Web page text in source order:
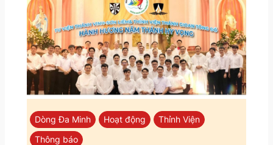
Dòng Đa Minh Hoạt động
Thỉnh Viện
Thông báo